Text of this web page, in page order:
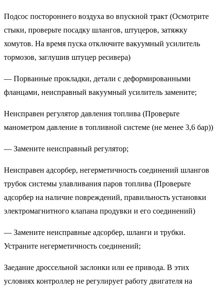
Подсос постороннего воздуха во впускной тракт (Осмотрите
стыки, проверьте посадку шлангов, штуцеров, затяжку
хомутов. На время пуска отключите вакуумный усилитель
тормозов, заглушив штуцер ресивера)
— Порванные прокладки, детали с деформированными
фланцами, неисправный вакуумный усилитель замените;
Неисправен регулятор давления топлива (Проверьте
манометром давление в топливной системе (не менее 3,6 бар))
— Замените неисправный регулятор;
Неисправен адсорбер, негерметичность соединений шлангов
трубок системы улавливания паров топлива (Проверьте
адсорбер на наличие повреждений, правильность установки
электромагнитного клапана продувки и его соединений)
— Замените неисправные адсорбер, шланги и трубки.
Устраните негерметичность соединений;
Заедание дроссельной заслонки или ее привода. В этих
условиях контроллер не регулирует работу двигателя на